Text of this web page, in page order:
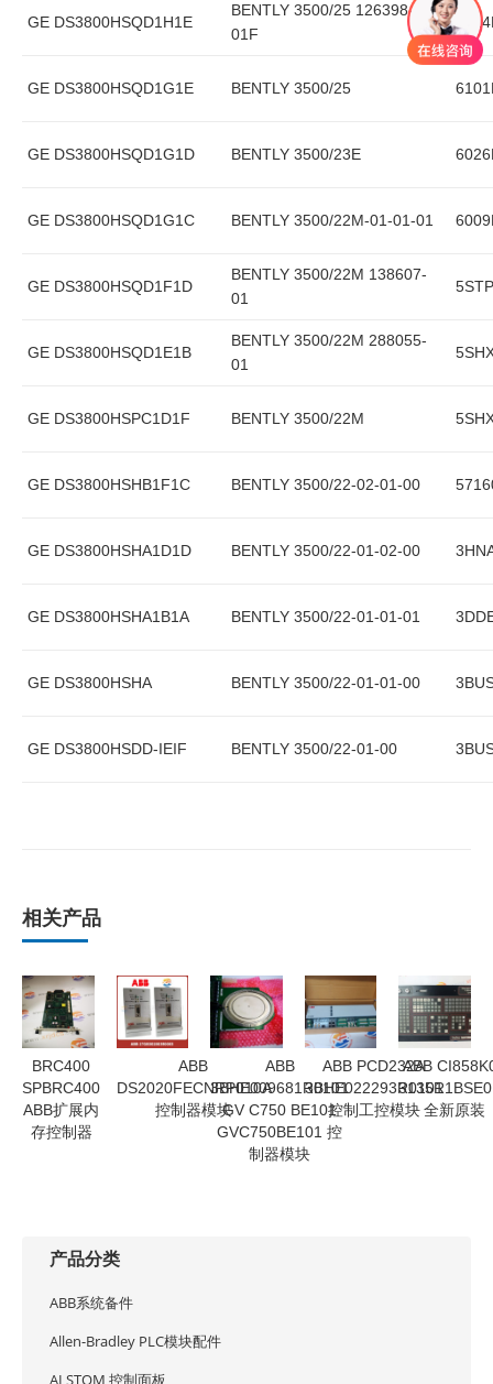
GE DS3800HSQD1H1E
BENTLY 3500/25 126398-
01F
GE DS3800HSQD1G1E BENTLY 3500/25
GE DS3800HSQD1G1D BENTLY 3500/23E
GE DS3800HSQD1G1C BENTLY 3500/22M-01-01-01
GE DS3800HSQD1F1D
BENTLY 3500/22M 138607-
01
GE DS3800HSQD1E1B
BENTLY 3500/22M 288055-
01
GE DS3800HSPC1D1F BENTLY 3500/22M
GE DS3800HSHB1F1C BENTLY 3500/22-02-01-00
GE DS3800HSHA1D1D BENTLY 3500/22-01-02-00
GE DS3800HSHA1B1A BENTLY 3500/22-01-01-01
GE DS3800HSHA BENTLY 3500/22-01-01-00
GE DS3800HSDD-IEIF BENTLY 3500/22-01-00
相关产品
BRC400
SPBRC400
ABB扩展内
存控制器
ABB
DS2020FECNRP010A
控制器模块
ABB
3BHE009681R0101
GV C750 BE101
GVC750BE101 控
制器模块
ABB PCD232A
3BHE022293R0101
控制工控模块
ABB
全新原装
产品分类
ABB系统备件
Allen-Bradley PLC模块配件
ALSTOM 控制面板